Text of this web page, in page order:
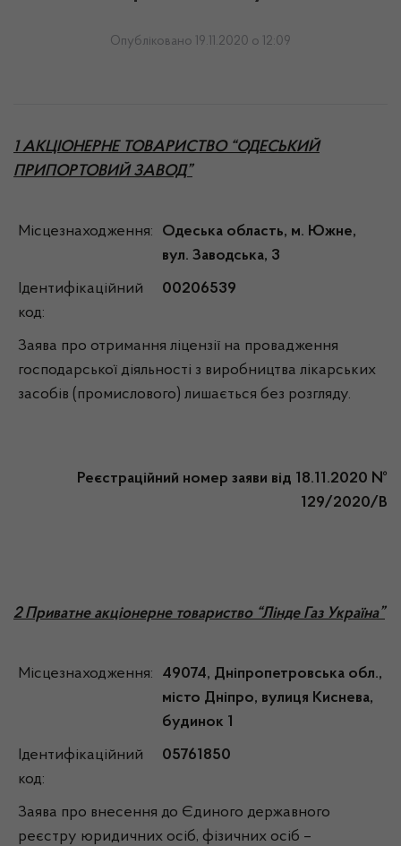
Опубліковано 19.11.2020 о 12:09
1 АКЦІОНЕРНЕ ТОВАРИСТВО “ОДЕСЬКИЙ
ПРИПОРТОВИЙ ЗАВОД”
Місцезнаходження:
Одеська область, м. Южне,
вул. Заводська, 3
Ідентифікаційний
код:
00206539
Заява про отримання ліцензії на провадження
господарської діяльності з виробництва лікарських
засобів (промислового) лишається без розгляду.
Реєстраційний номер заяви від 18.11.2020 №
129/2020/В
2 Приватне акціонерне товариство “Лінде Газ Україна”
Місцезнаходження:
49074, Дніпропетровська обл.,
місто Дніпро, вулиця Киснева,
будинок 1
Ідентифікаційний
код:
05761850
Заява про внесення до Єдиного державного
реєстру юридичних осіб, фізичних осіб –